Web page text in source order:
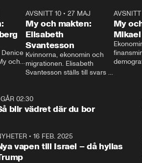
23:40
och
AVSNITT 10 •27 MAJ
My och makten:
Elisabeth
Svantesson
Kvinnorna, ekonomin och
migrationen. Elisabeth
Svantesson ställs till svars
My
02:30
blir vädret där du bor
• 16 FEB. 2025
vapen till Israel – då hyllas